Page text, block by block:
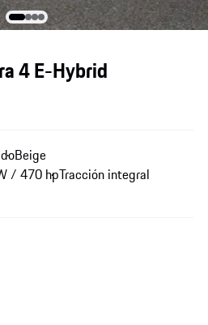
4 E-Hybrid
Beige
/ 470 hpTracción integral